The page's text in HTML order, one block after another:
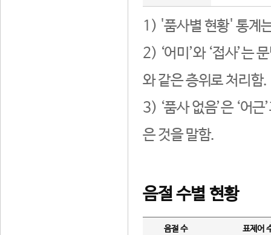
1) '품사별 현황' 통계
2) ‘어미’와 ‘접사’는
와 같은 층위로 처리함.
3) ‘품사 없음’은 ‘어
은 것을 말함.
음절 수별 현황
음절 수 표제어